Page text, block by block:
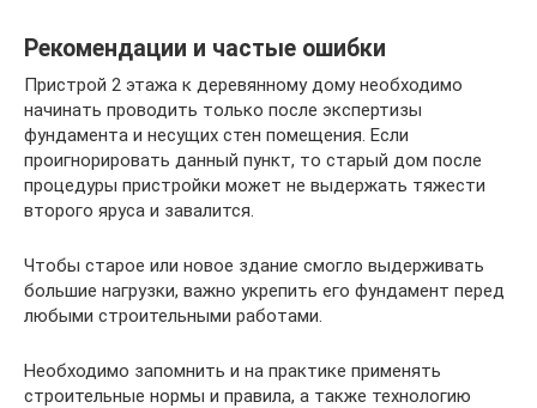
Рекомендации и частые ошибки
Пристрой 2 этажа к деревянному дому необходимо
начинать проводить только после экспертизы
фундамента и несущих стен помещения. Если
проигнорировать данный пункт, то старый дом после
процедуры пристройки может не выдержать тяжести
второго яруса и завалится.
Чтобы старое или новое здание смогло выдерживать
большие нагрузки, важно укрепить его фундамент перед
любыми строительными работами.
Необходимо запомнить и на практике применять
строительные нормы и правила, а также технологию